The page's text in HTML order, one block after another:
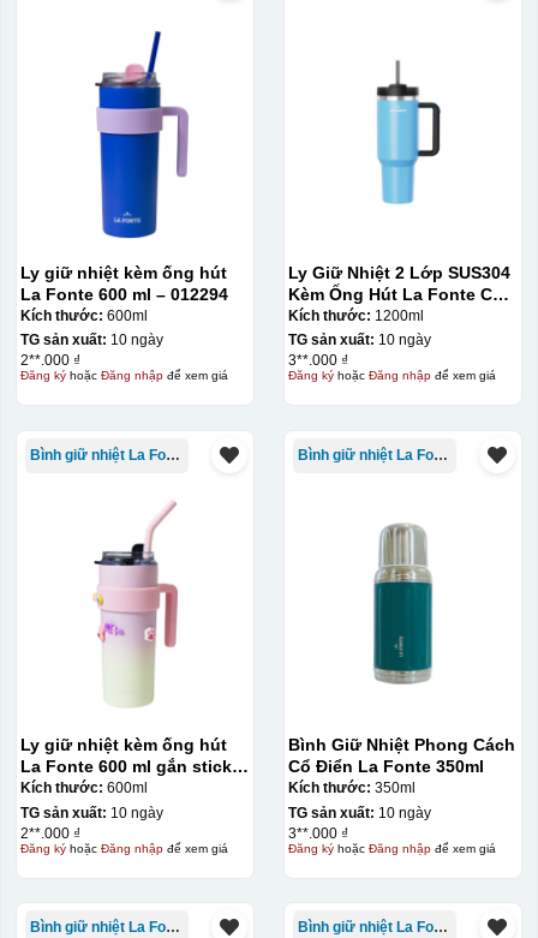
Ly giữ nhiệt kèm ống hút
La Fonte 600 ml – 012294
Kích thước: 600ml
TG sản xuất: 10 ngày
2**.000 ₫
Đăng kýhoặc Đăng nhậpđể xem giá
Ly Giữ Nhiệt 2 Lớp SUS304
Kèm Ống Hút La Fonte Có
Tay Cầm 1200ml
Kích thước: 1200ml
TG sản xuất: 10 ngày
3**.000 ₫
Đăng kýhoặc Đăng nhậpđể xem giá
Bình giữ nhiệt La Fonte
Ly giữ nhiệt kèm ống hút
La Fonte 600 ml gắn sticker
– 012294
Kích thước: 600ml
TG sản xuất: 10 ngày
2**.000 ₫
Đăng kýhoặc Đăng nhậpđể xem giá
Bình giữ nhiệt La Fonte
Bình Giữ Nhiệt Phong Cách
Cổ Điển La Fonte 350ml
Kích thước: 350ml
TG sản xuất: 10 ngày
3**.000 ₫
Đăng kýhoặc Đăng nhậpđể xem giá
Bình giữ nhiệt La Fonte Bình giữ nhiệt La Fonte